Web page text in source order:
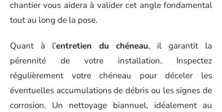
chantier vous aidera à valider cet angle fondamental
tout au long de la pose.
Quant à l’entretien du chéneau, il garantit la
pérennité de votre installation. Inspectez
régulièrement votre chéneau pour déceler les
éventuelles accumulations de débris ou les signes de
corrosion. Un nettoyage biannuel, idéalement au